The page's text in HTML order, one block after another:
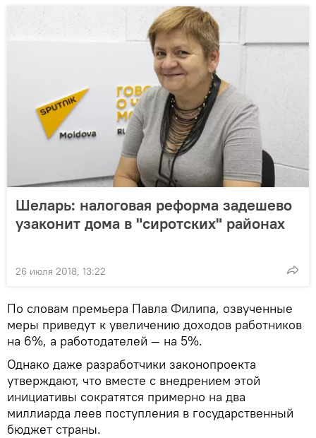
Шеларь: налоговая реформа задешево
узаконит дома в "сиротских" районах
26 июля 2018, 13:22
По словам премьера Павла Филипа, озвученные
меры приведут к увеличению доходов работников
на 6%, а работодателей — на 5%.
Однако даже разработчики законопроекта
утверждают, что вместе с внедрением этой
инициативы сократятся примерно на два
миллиарда леев поступления в государственный
бюджет страны.